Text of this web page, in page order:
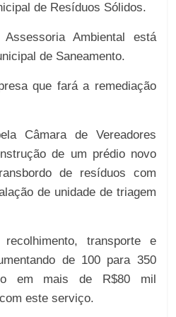
de Resíduos Sólidos.
Ambiental está
de Saneamento.
que fará a remediação
Câmara de Vereadores
de um prédio novo
de resíduos com
de unidade de triagem
transporte e
de 100 para 350
em mais de R$80 mil
este serviço.